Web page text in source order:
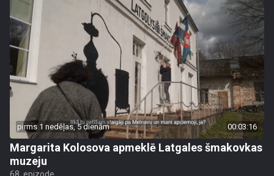
pirms 1 nedēļas, 5 dienām 00:03:16
Margarita Kolosova apmeklē Latgales šmakovkas
muzeju